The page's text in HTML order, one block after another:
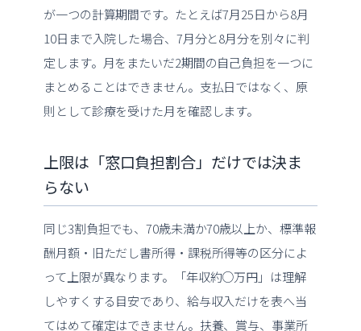
が一つの計算期間です。たとえば7月25日から8月
10日まで入院した場合、7月分と8月分を別々に判
定します。月をまたいだ2期間の自己負担を一つに
まとめることはできません。支払日ではなく、原
則として診療を受けた月を確認します。
上限は「窓口負担割合」だけでは決ま
らない
同じ3割負担でも、70歳未満か70歳以上か、標準報
酬月額・旧ただし書所得・課税所得等の区分によ
って上限が異なります。「年収約○万円」は理解
しやすくする目安であり、給与収入だけを表へ当
てはめて確定はできません。扶養、賞与、事業所